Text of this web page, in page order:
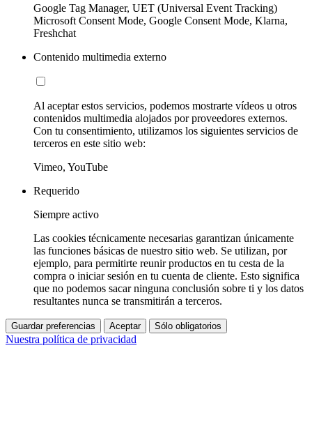
Google Tag Manager, UET (Universal Event Tracking)
Microsoft Consent Mode, Google Consent Mode, Klarna,
Freshchat
Contenido multimedia externo
Al aceptar estos servicios, podemos mostrarte vídeos u otros
contenidos multimedia alojados por proveedores externos.
Con tu consentimiento, utilizamos los siguientes servicios de
terceros en este sitio web:
Vimeo, YouTube
Requerido
Siempre activo
Las cookies técnicamente necesarias garantizan únicamente
las funciones básicas de nuestro sitio web. Se utilizan, por
ejemplo, para permitirte reunir productos en tu cesta de la
compra o iniciar sesión en tu cuenta de cliente. Esto significa
que no podemos sacar ninguna conclusión sobre ti y los datos
resultantes nunca se transmitirán a terceros.
Guardar preferencias Aceptar Sólo obligatorios
Nuestra política de privacidad